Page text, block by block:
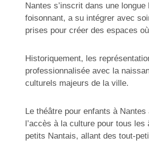
Nantes s’inscrit dans une
foisonnant, a su intégrer avec
prises pour créer des espaces
Historiquement, les
professionnalisée avec la
culturels majeurs de la ville.
Le théâtre pour enfants à
l’accès à la culture pour tous
petits Nantais, allant des tout-